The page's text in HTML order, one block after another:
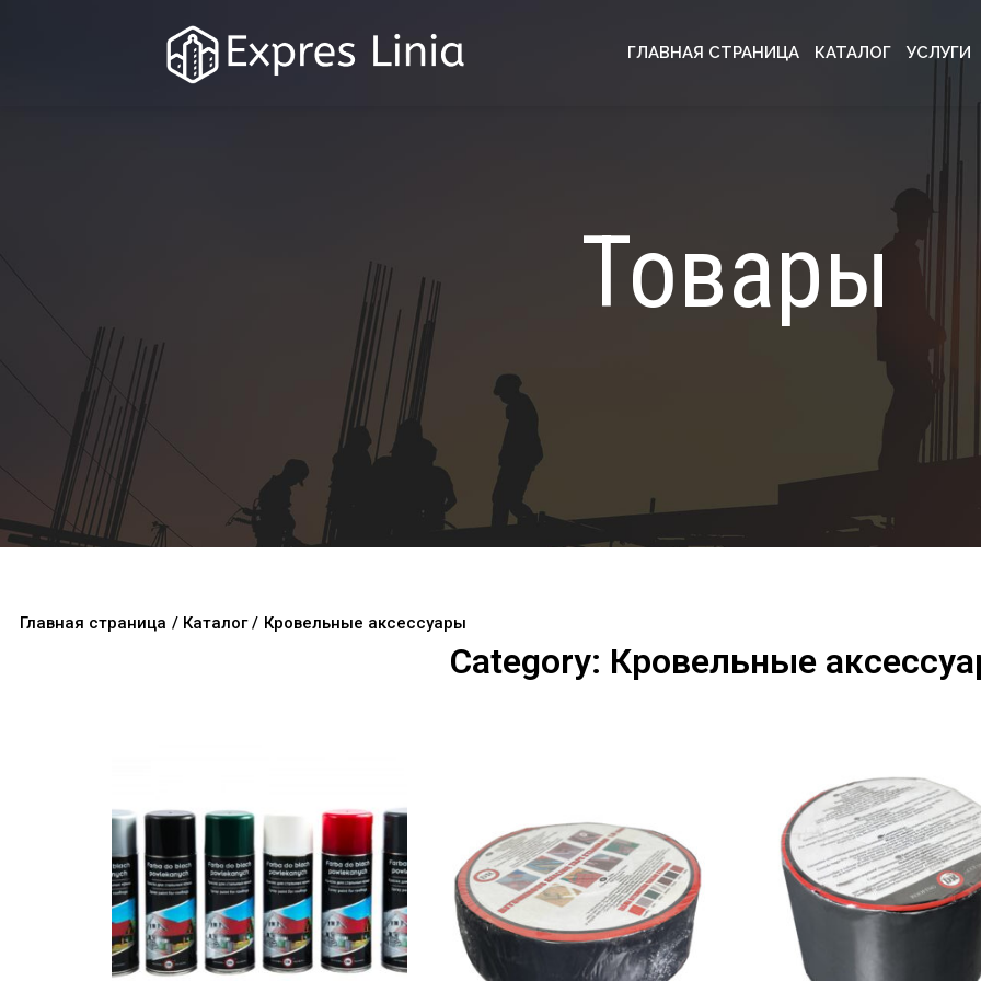
ГЛАВНАЯ СТРАНИЦА КАТАЛОГ УСЛУГИ
Товары
Главная страница / Каталог / Кровельные аксессуары
Category: Кровельные